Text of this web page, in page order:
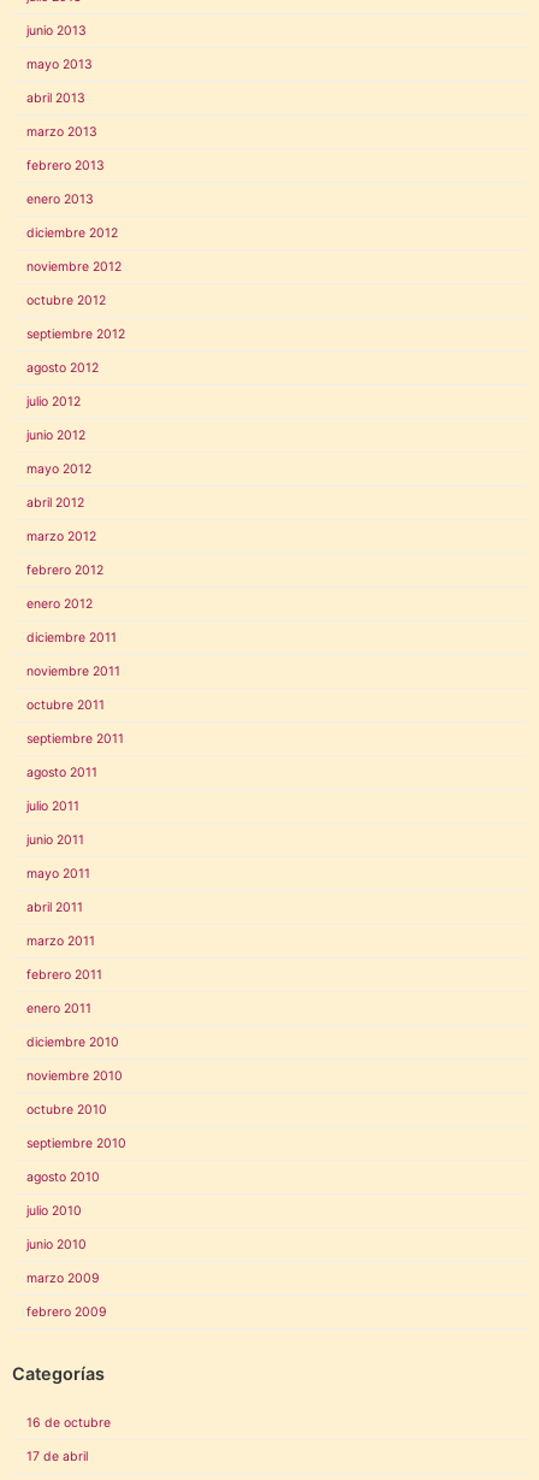
junio 2013
mayo 2013
abril 2013
marzo 2013
febrero 2013
enero 2013
diciembre 2012
noviembre 2012
octubre 2012
septiembre 2012
agosto 2012
julio 2012
junio 2012
mayo 2012
abril 2012
marzo 2012
febrero 2012
enero 2012
diciembre 2011
noviembre 2011
octubre 2011
septiembre 2011
agosto 2011
julio 2011
junio 2011
mayo 2011
abril 2011
marzo 2011
febrero 2011
enero 2011
diciembre 2010
noviembre 2010
octubre 2010
septiembre 2010
agosto 2010
julio 2010
junio 2010
marzo 2009
febrero 2009
Categorías
16 de octubre
17 de abril